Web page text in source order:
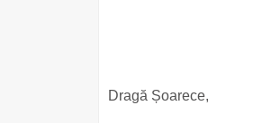
Dragă Șoarece,